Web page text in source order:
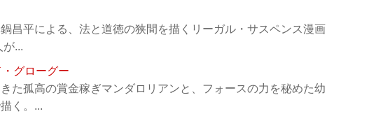
昌平による、法と道徳の狭間を描くリーガル・サスペンス漫画
...
グローグー
た孤高の賞金稼ぎマンダロリアンと、フォースの力を秘めた幼
く。...